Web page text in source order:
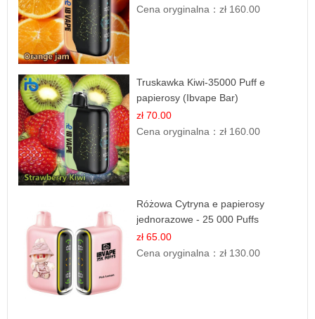
Cena oryginalna：zł 160.00
Truskawka Kiwi-35000 Puff e
papierosy (Ibvape Bar)
zł 70.00
Cena oryginalna：zł 160.00
Różowa Cytryna e papierosy
jednorazowe - 25 000 Puffs
zł 65.00
Cena oryginalna：zł 130.00